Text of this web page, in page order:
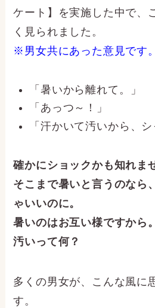
ケート】を実施した中で、
く見られました。
※男女共にあった意見です。
「暑いから離れて。」
「あっつ～！」
「汗かいて汚いから、シ
確かにショックかも知れま
そこまで暑いと言うのなら
ゃいいのに。
暑いのはお互い様ですから。
汚いって何？
多くの男女が、こんな風に
す。